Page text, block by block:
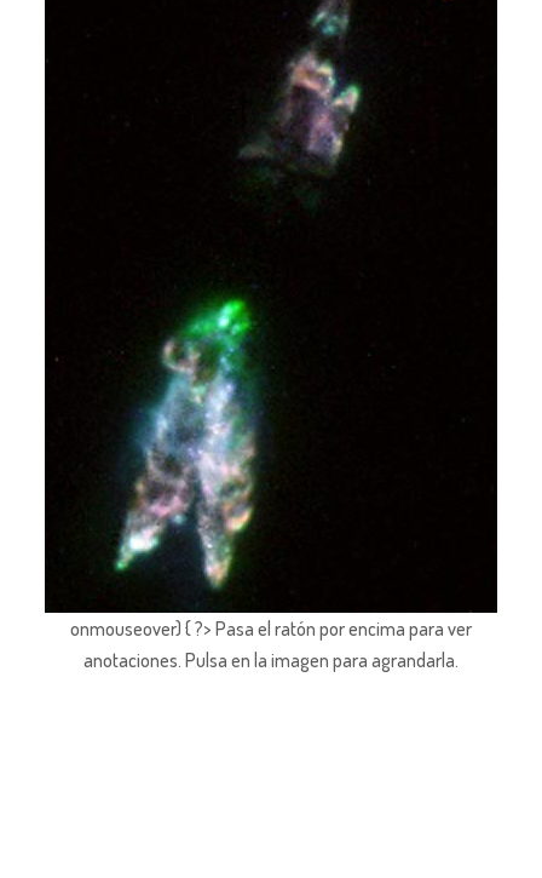
onmouseover) { ?> Pasa el ratón por encima para ver
anotaciones. Pulsa en la imagen para agrandarla.